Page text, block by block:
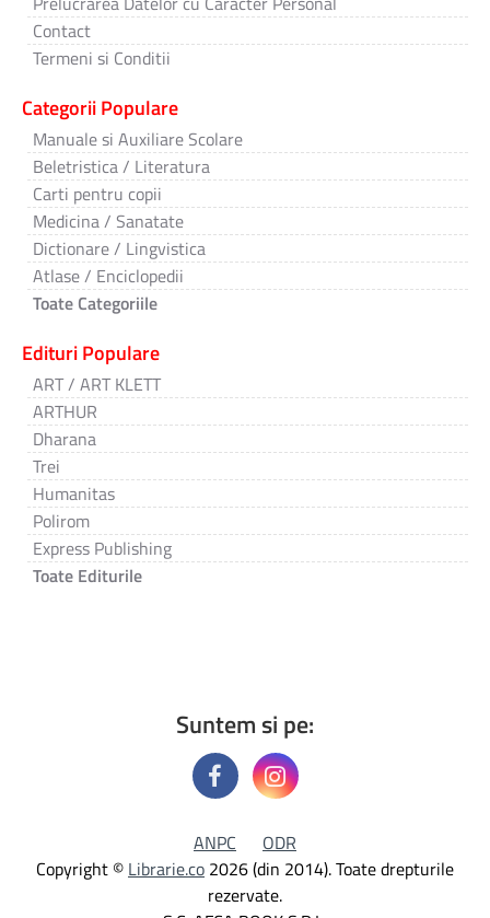
Contact
Termeni si Conditii
Categorii Populare
Manuale si Auxiliare Scolare
Beletristica / Literatura
Carti pentru copii
Medicina / Sanatate
Dictionare / Lingvistica
Atlase / Enciclopedii
Toate Categoriile
Edituri Populare
ART / ART KLETT
ARTHUR
Dharana
Trei
Humanitas
Polirom
Express Publishing
Toate Editurile
Suntem si pe:
ANPC
ODR
Copyright © Librarie.co 2026 (din 2014). Toate drepturile
rezervate.